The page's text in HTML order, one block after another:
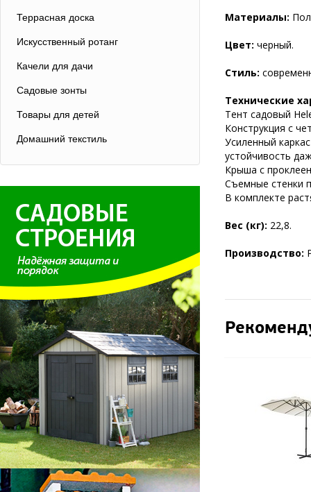
Террасная доска
Искусственный ротанг
Качели для дачи
Садовые зонты
Товары для детей
Домашний текстиль
Материалы:
Цвет: черный.
Стиль:
Технические
Тент садовый
Конструкция с
Усиленный
устойчивость
Крыша с
Съемные стенки
В комплекте
Вес (кг): 22,8.
Производство: